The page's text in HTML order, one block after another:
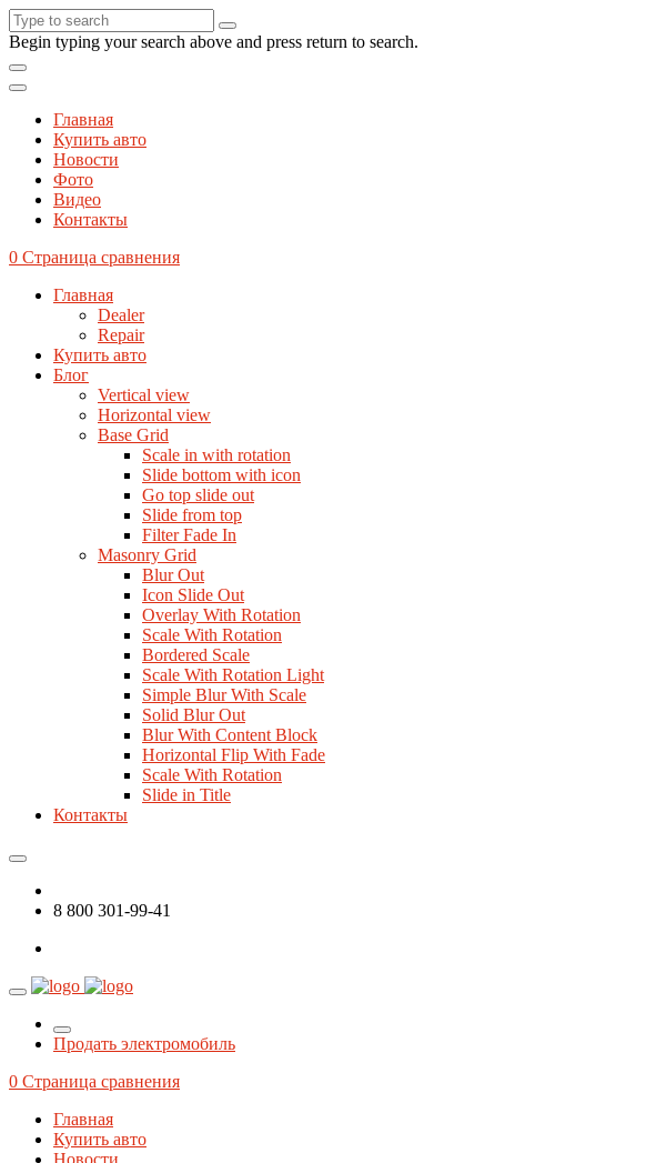
Begin typing your search above and press return to search.
Главная
Купить авто
Новости
Фото
Видео
Контакты
0 Страница сравнения
Главная
Dealer
Repair
Купить авто
Блог
Vertical view
Horizontal view
Base Grid
Scale in with rotation
Slide bottom with icon
Go top slide out
Slide from top
Filter Fade In
Masonry Grid
Blur Out
Icon Slide Out
Overlay With Rotation
Scale With Rotation
Bordered Scale
Scale With Rotation Light
Simple Blur With Scale
Solid Blur Out
Blur With Content Block
Horizontal Flip With Fade
Scale With Rotation
Slide in Title
Контакты
8 800 301-99-41
Продать электромобиль
0 Страница сравнения
Главная
Купить авто
Новости